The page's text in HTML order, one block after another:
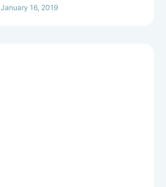
January 16, 2019